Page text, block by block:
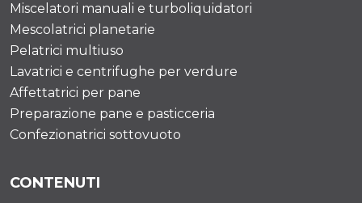
Miscelatori manuali e turboliquidatori
Mescolatrici planetarie
Pelatrici multiuso
Lavatrici e centrifughe per verdure
Affettatrici per pane
Preparazione pane e pasticceria
Confezionatrici sottovuoto
CONTENUTI